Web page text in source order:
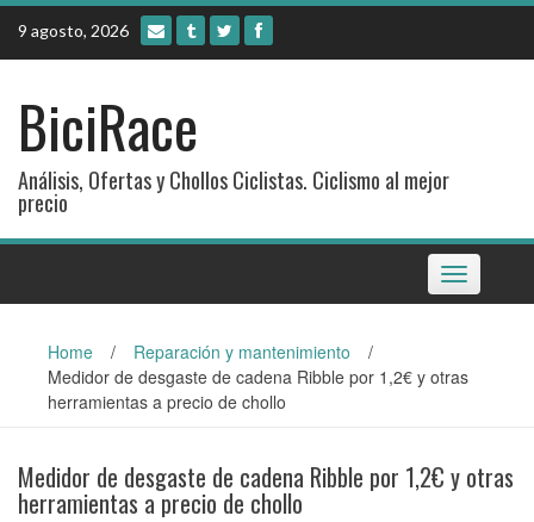
Skip
content
9 agosto, 2026
BiciRace
Análisis, Ofertas y Chollos Ciclistas. Ciclismo al mejor
precio
Toggle
navigation
Home / Reparación y mantenimiento
/
Medidor de desgaste de cadena Ribble por 1,2€ y otras
herramientas a precio de chollo
Medidor de desgaste de cadena Ribble por 1,2€ y otras
herramientas a precio de chollo